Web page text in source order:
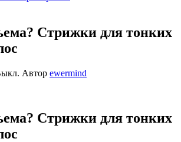
Стрижки для тонких
Автор ewermind
Стрижки для тонких